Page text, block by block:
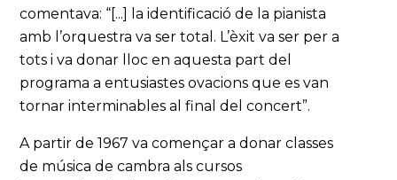
comentava: “[...] la identificació de la pianista
amb l’orquestra va ser total. L’èxit va ser per a
tots i va donar lloc en aquesta part del
programa a entusiastes ovacions que es van
tornar interminables al final del concert”.
A partir de 1967 va començar a donar classes
de música de cambra als cursos